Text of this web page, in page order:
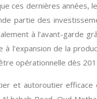
ces dernières
partie des
à l’avant-garde
l’expansion de la
opérationnelle dès
et autoroutier